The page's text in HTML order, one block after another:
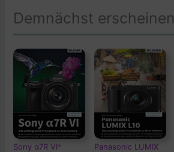
Demnächst erscheinen
Sony α7R VI*
Panasonic LUMIX